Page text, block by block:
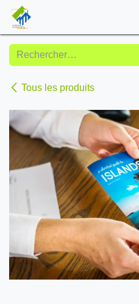
Se rendre au contenu
Tous les produits